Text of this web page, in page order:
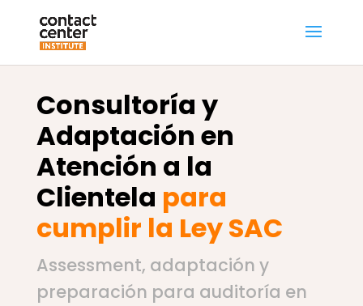
Consultoría y
Adaptación en
Atención a la
Clientela para
cumplir la Ley SAC
Assessment, adaptación y
preparación para auditoría en